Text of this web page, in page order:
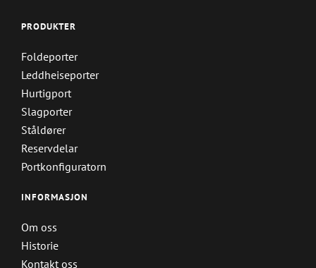
PRODUKTER
Foldeporter
Leddheiseporter
Hurtigport
Slagporter
Ståldører
Reservdelar
Portkonfiguratorn
INFORMASJON
Om oss
Historie
Kontakt oss